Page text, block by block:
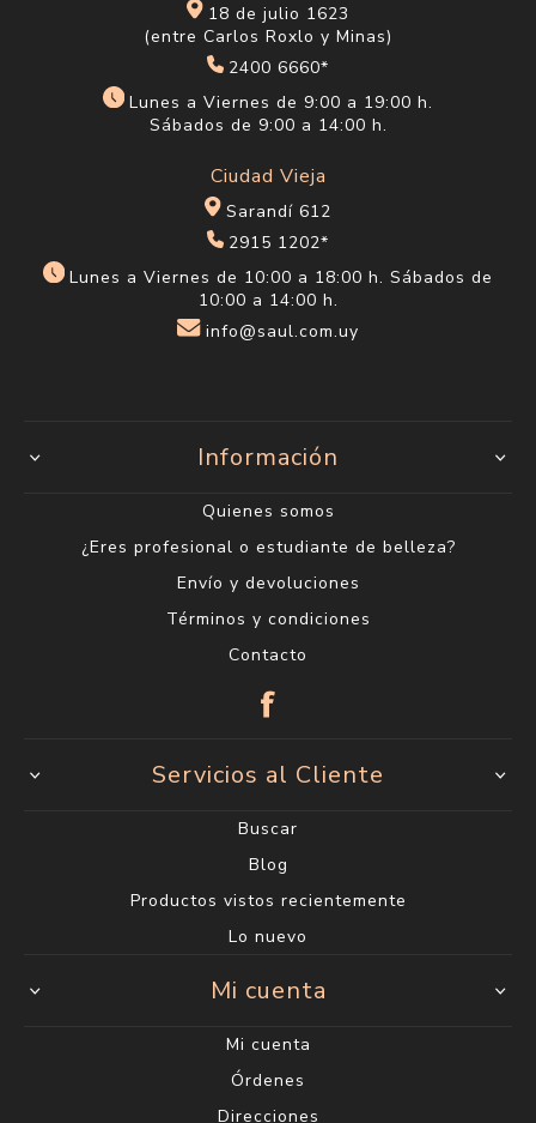
18 de julio 1623
(entre Carlos Roxlo y Minas)
2400 6660*
Lunes a Viernes de 9:00 a 19:00 h.
Sábados de 9:00 a 14:00 h.
Ciudad Vieja
Sarandí 612
2915 1202*
Lunes a Viernes de 10:00 a 18:00 h. Sábados de
10:00 a 14:00 h.
info@saul.com.uy
Información
Quienes somos
¿Eres profesional o estudiante de belleza?
Envío y devoluciones
Términos y condiciones
Contacto
Servicios al Cliente
Buscar
Blog
Productos vistos recientemente
Lo nuevo
Mi cuenta
Mi cuenta
Órdenes
Direcciones